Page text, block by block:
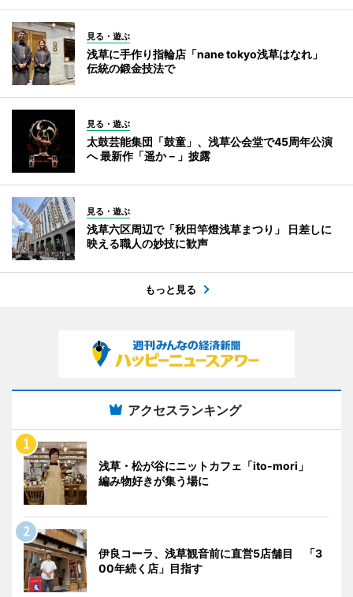
見る・遊ぶ
浅草に手作り指輪店「nane tokyo浅草はなれ」
伝統の鍛金技法で
見る・遊ぶ
太鼓芸能集団「鼓童」、浅草公会堂で45周年公演
へ 最新作「遥か－」披露
見る・遊ぶ
浅草六区周辺で「秋田竿燈浅草まつり」 日差しに
映える職人の妙技に歓声
もっと見る
アクセスランキング
浅草・松が谷にニットカフェ「ito-mori」
編み物好きが集う場に
伊良コーラ、浅草観音前に直営5店舗目 「3
00年続く店」目指す